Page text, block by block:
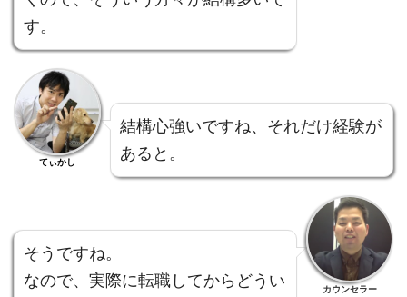
す。
てぃかし
結構心強いですね、それだけ経験が
あると。
そうですね。
なので、実際に転職してからどうい
カウンセラー